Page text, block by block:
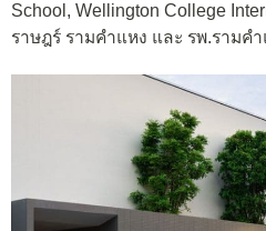
School, Wellington College
ราษฎร์ รามคำแหง และ รพ.รามค